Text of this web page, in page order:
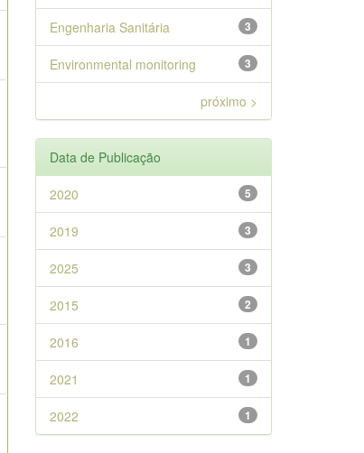
3
Engenharia Sanitária
3
Environmental monitoring
próximo >
Data de Publicação
5
2020
3
2019
3
2025
2
2015
1
2016
1
2021
1
2022